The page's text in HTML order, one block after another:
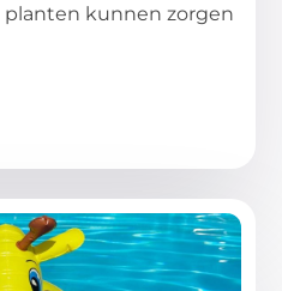
planten kunnen zorgen